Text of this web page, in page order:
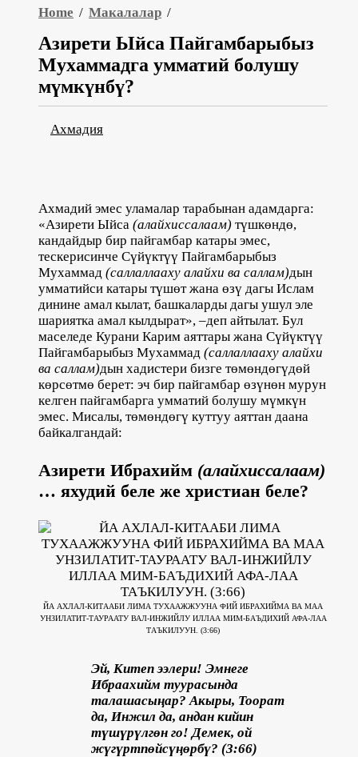
Home / Макалалар /
Азирети Ыйса Пайгамбарыбыз
Мухаммадга умматий болушу
мүмкүнбү?
Ахмадия
Ахмадий эмес уламалар тарабынан адамдарга:
«Азирети Ыйса (алайхиссалаам) түшкөндө,
кандайдыр бир пайгамбар катары эмес,
тескерисинче Сүйүктүү Пайгамбарыбыз
Мухаммад (саллаллааху алайхи ва саллам)дын
умматийси катары түшөт жана өзү дагы Ислам
динине амал кылат, башкаларды дагы ушул эле
шариятка амал кылдырат», –деп айтылат. Бул
маселеде Курани Карим аяттары жана Сүйүктүү
Пайгамбарыбыз Мухаммад (саллаллааху алайхи
ва саллам)дын хадистери бизге төмөндөгүдөй
көрсөтмө берет: эч бир пайгамбар өзүнөн мурун
келген пайгамбарга умматий болушу мүмкүн
эмес. Мисалы, төмөндөгү куттуу аяттан даана
байкалгандай:
Азирети Ибрахийм (алайхиссалаам)
… яхудий беле же христиан беле?
ЙА АХЛАЛ-КИТААБИ ЛИМА ТУХААЖЖУУНА ФИЙ ИБРАХИЙМА ВА МАА
УНЗИЛАТИТ-ТАУРААТУ ВАЛ-ИНЖИЙЛУ ИЛЛАА МИМ-БАЪДИХИЙ АФА-ЛАА
ТАЪКИЛУУН. (3:66)
Эй, Китеп ээлери! Эмнеге
Ибраахийм туурасында
талашасыңар? Акыры, Тоорат
да, Инжил да, андан кийин
түшүрүлгөн го! Демек, ой
жүгүртпөйсүңөрбү? (3:66)